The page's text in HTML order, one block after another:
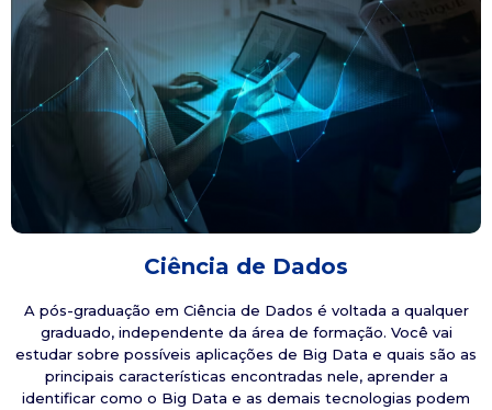
Ciência de Dados
A pós-graduação em Ciência de Dados é voltada a qualquer
graduado, independente da área de formação. Você vai
estudar sobre possíveis aplicações de Big Data e quais são as
principais características encontradas nele, aprender a
identificar como o Big Data e as demais tecnologias podem